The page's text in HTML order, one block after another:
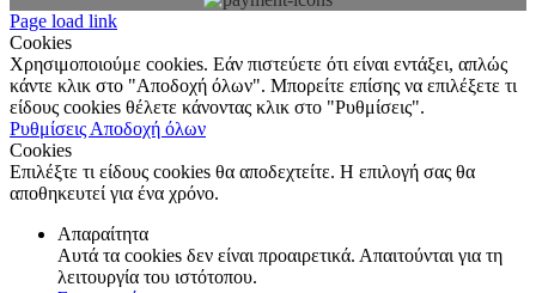
Page load link
Cookies
Χρησιμοποιούμε cookies. Εάν πιστεύετε ότι είναι εντάξει, απλώς
κάντε κλικ στο "Αποδοχή όλων". Μπορείτε επίσης να επιλέξετε τι
είδους cookies θέλετε κάνοντας κλικ στο "Ρυθμίσεις".
Ρυθμίσεις Αποδοχή όλων
Cookies
Επιλέξτε τι είδους cookies θα αποδεχτείτε. Η επιλογή σας θα
αποθηκευτεί για ένα χρόνο.
Απαραίτητα
Αυτά τα cookies δεν είναι προαιρετικά. Απαιτούνται για τη
λειτουργία του ιστότοπου.